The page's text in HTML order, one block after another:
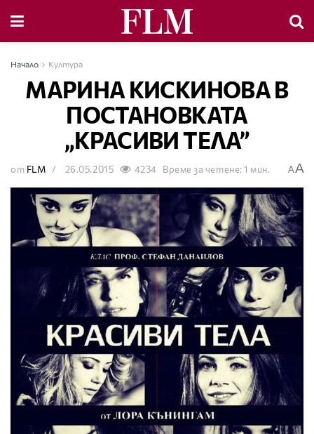
Начало Култура
МАРИНА КИСКИНОВА В
ПОСТАНОВКАТА
„КРАСИВИ ТЕЛА”
от FLM 26.05.2015 4234 Време за четене: 1 мин. AA